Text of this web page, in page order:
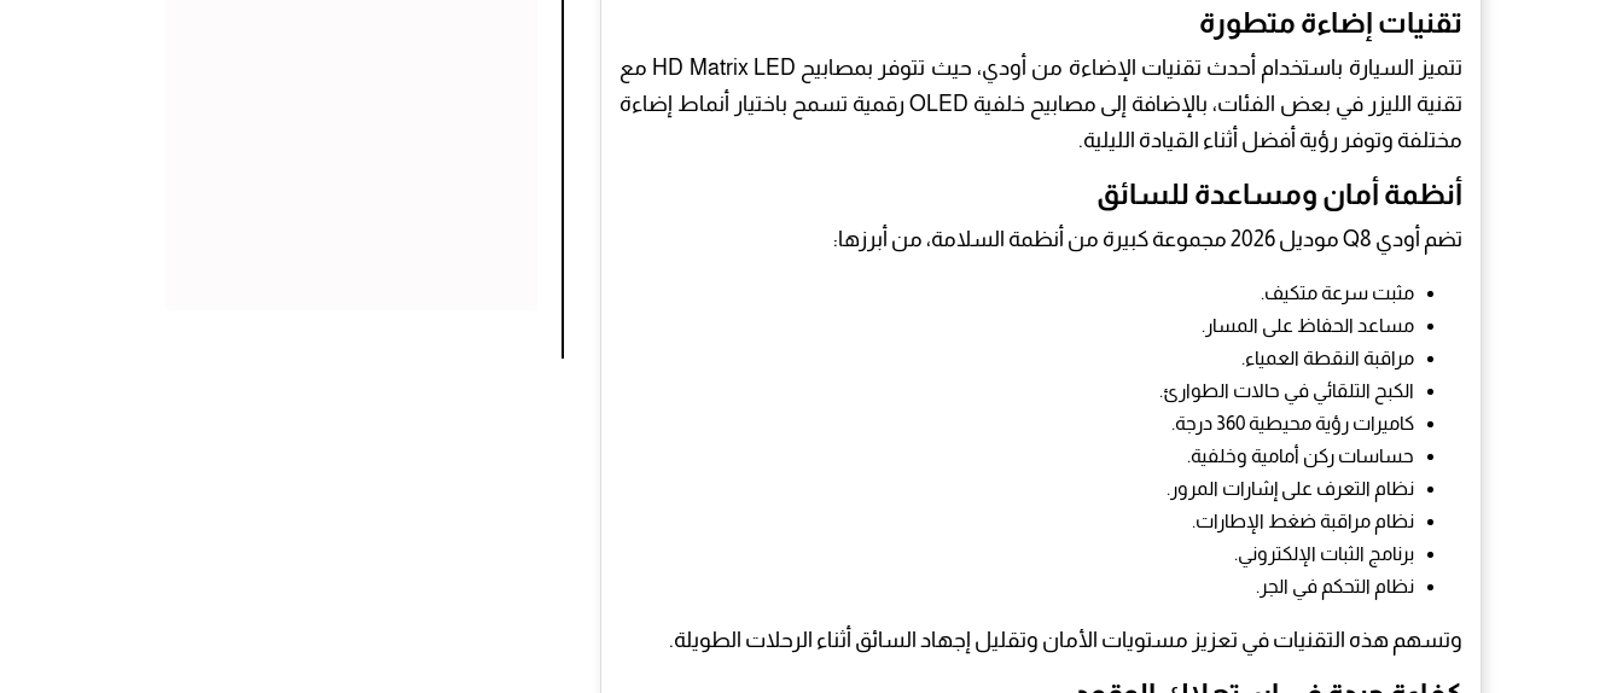
تقنيات إضاءة متطورة
تتميز السيارة باستخدام أحدث تقنيات الإضاءة من أودي، حيث تتوفر بمصابيح HD Matrix LED مع
تقنية الليزر في بعض الفئات، بالإضافة إلى مصابيح خلفية OLED رقمية تسمح باختيار أنماط إضاءة
مختلفة وتوفر رؤية أفضل أثناء القيادة الليلية.
أنظمة أمان ومساعدة للسائق
تضم أودي Q8 موديل 2026 مجموعة كبيرة من أنظمة السلامة، من أبرزها:
مثبت سرعة متكيف.
مساعد الحفاظ على المسار.
مراقبة النقطة العمياء.
الكبح التلقائي في حالات الطوارئ.
كاميرات رؤية محيطية 360 درجة.
حساسات ركن أمامية وخلفية.
نظام التعرف على إشارات المرور.
نظام مراقبة ضغط الإطارات.
برنامج الثبات الإلكتروني.
نظام التحكم في الجر.
وتسهم هذه التقنيات في تعزيز مستويات الأمان وتقليل إجهاد السائق أثناء الرحلات الطويلة.